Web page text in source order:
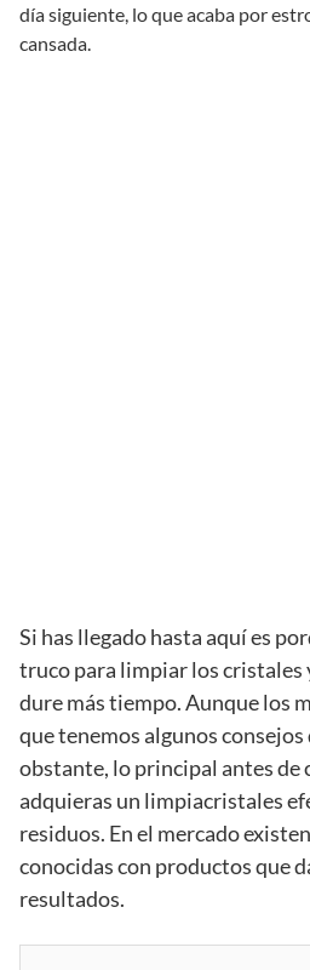
día siguiente, lo que acaba por
cansada.
Si has llegado hasta aquí es
truco para limpiar los cristales
dure más tiempo. Aunque los
que tenemos algunos
obstante, lo principal antes de
adquieras un limpiacristales
residuos. En el mercado
conocidas con productos que
resultados.